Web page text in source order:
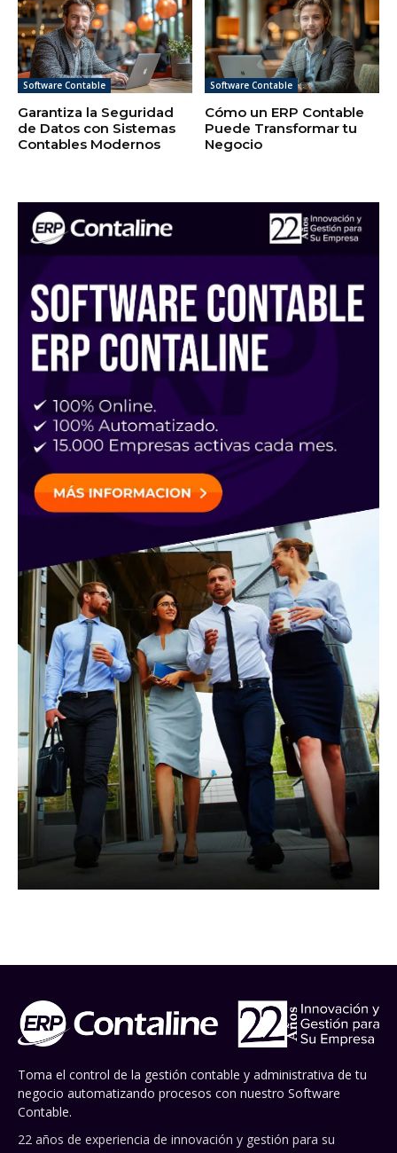
Software Contable
Garantiza la Seguridad
de Datos con Sistemas
Contables Modernos
Software Contable
Cómo un ERP Contable
Puede Transformar tu
Negocio
Toma el control de la gestión contable y administrativa de tu
negocio automatizando procesos con nuestro Software
Contable.
22 años de experiencia de innovación y gestión para su